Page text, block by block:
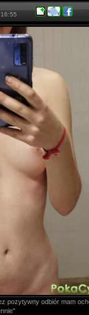
pozytywny odbiór mam